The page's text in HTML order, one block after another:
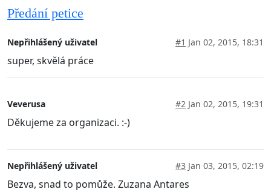
Předání petice
Nepřihlášený uživatel #1 Jan 02, 2015, 18:31
super, skvělá práce
Veverusa #2 Jan 02, 2015, 19:31
Děkujeme za organizaci. :-)
Nepřihlášený uživatel #3 Jan 03, 2015, 02:19
Bezva, snad to pomůže. Zuzana Antares